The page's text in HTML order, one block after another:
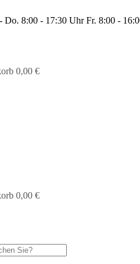
8:00 - 17:30 Uhr Fr. 8:00 -
0,00 €
0,00 €